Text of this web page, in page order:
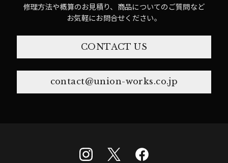
修理方法や概算のお見積り、商品についてのご質問など
お気軽にお問合せください。
CONTACT US
contact@union-works.co.jp